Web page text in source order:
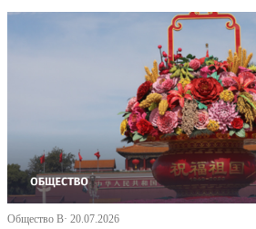
Общество В· 20.07.2026